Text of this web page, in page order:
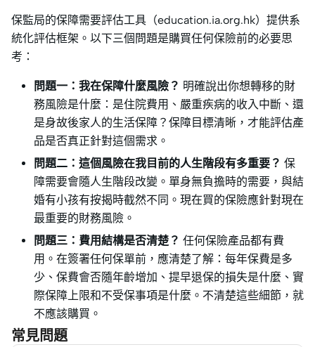
保監局的保障需要評估工具（education.ia.org.hk）提供系
統化評估框架。以下三個問題是購買任何保險前的必要思
考：
問題一：我在保障什麼風險？ 明確說出你想轉移的財
務風險是什麼：是住院費用、嚴重疾病的收入中斷、還
是身故後家人的生活保障？保障目標清晰，才能評估產
品是否真正針對這個需求。
問題二：這個風險在我目前的人生階段有多重要？ 保
障需要會隨人生階段改變。單身無負擔時的需要，與結
婚有小孩有按揭時截然不同。現在買的保險應針對現在
最重要的財務風險。
問題三：費用結構是否清楚？ 任何保險產品都有費
用。在簽署任何保單前，應清楚了解：每年保費是多
少、保費會否隨年齡增加、提早退保的損失是什麼、實
際保障上限和不受保事項是什麼。不清楚這些細節，就
不應該購買。
常見問題